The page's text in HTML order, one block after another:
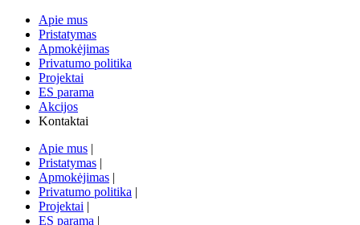
Apie mus
Pristatymas
Apmokėjimas
Privatumo politika
Projektai
ES parama
Akcijos
Kontaktai
Apie mus |
Pristatymas |
Apmokėjimas |
Privatumo politika |
Projektai |
ES parama |